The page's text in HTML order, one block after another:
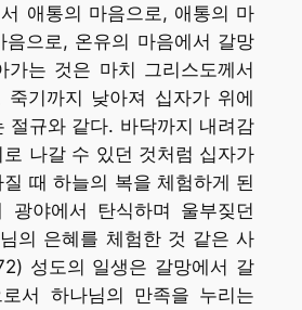
애통의 마음으로, 애통의 마
음으로, 온유의 마음에서 갈망
가는 것은 마치 그리스도께서
죽기까지 낮아져 십자가 위에
절규와 같다. 바닥까지 내려감
나갈 수 있던 것처럼 십자가
때 하늘의 복을 체험하게 된
광야에서 탄식하며 울부짖던
의 은혜를 체험한 것 같은 사
성도의 일생은 갈망에서 갈
서 하나님의 만족을 누리는